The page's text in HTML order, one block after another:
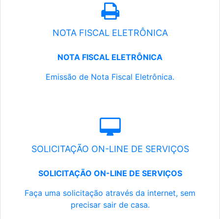
NOTA FISCAL ELETRÔNICA
NOTA FISCAL ELETRÔNICA
Emissão de Nota Fiscal Eletrônica.
SOLICITAÇÃO ON-LINE DE SERVIÇOS
SOLICITAÇÃO ON-LINE DE SERVIÇOS
Faça uma solicitação através da internet, sem
precisar sair de casa.